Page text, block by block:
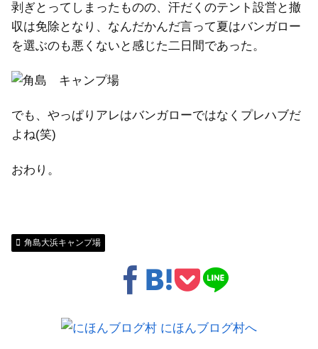
剥ぎとってしまったものの、汗だくのテント設営と撤
収は免除となり、なんだかんだ言って夏はバンガロー
を選ぶのも悪くないと感じた二日間であった。
でも、やっぱりアレはバンガローではなくプレハブだ
よね(笑)
おわり。
角島大浜キャンプ場